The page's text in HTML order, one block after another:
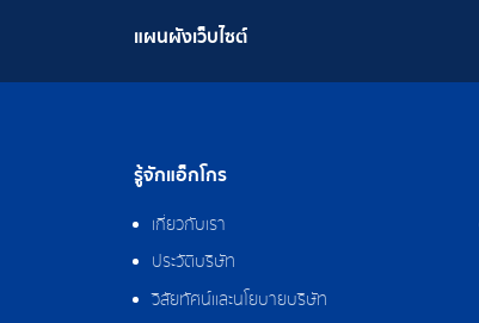
แผนผังเว็บไซต์
รู้จักแอ็กโกร
เกี่ยวกับเรา
ประวัติบริษัท
วิสัยทัศน์และนโยบายบริษัท